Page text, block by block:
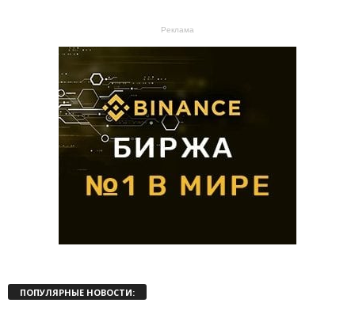
Реклама
ПОПУЛЯРНЫЕ НОВОСТИ: